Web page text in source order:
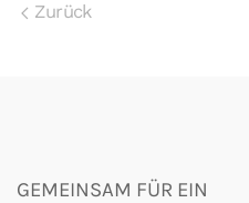
Zurück
GEMEINSAM FÜR EIN